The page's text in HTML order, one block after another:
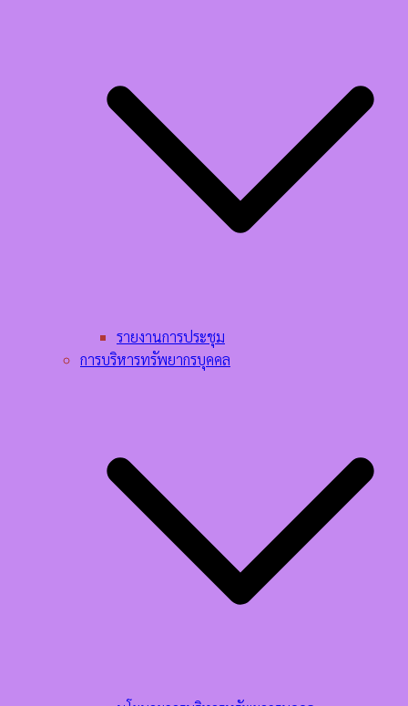
รายงานการประชุม
การบริหารทรัพยากรบุคคล